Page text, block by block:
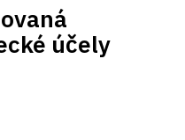
účely